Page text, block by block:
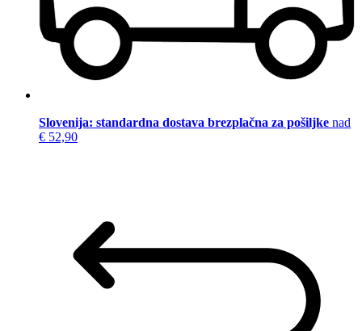
Slovenija: standardna dostava brezplačna za pošiljke nad
€ 52,90